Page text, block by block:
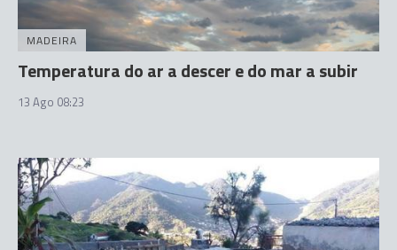
MADEIRA
Temperatura do ar a descer e do mar a subir
13 Ago 08:23